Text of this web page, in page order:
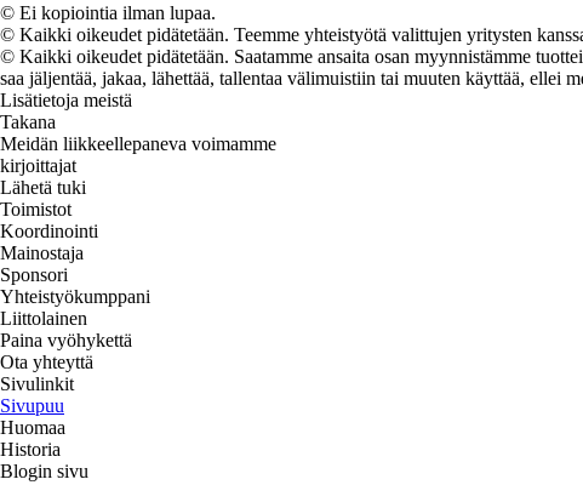
© Ei kopiointia ilman lupaa.
© Kaikki oikeudet pidätetään. Teemme yhteistyötä valittujen yritysten
© Kaikki oikeudet pidätetään. Saatamme ansaita osan myynnistämme
saa jäljentää, jakaa, lähettää, tallentaa välimuistiin tai muuten käyttää, ellei
Lisätietoja meistä
Takana
Meidän liikkeellepaneva voimamme
kirjoittajat
Lähetä tuki
Toimistot
Koordinointi
Mainostaja
Sponsori
Yhteistyökumppani
Liittolainen
Paina vyöhykettä
Ota yhteyttä
Sivulinkit
Sivupuu
Huomaa
Historia
Blogin sivu